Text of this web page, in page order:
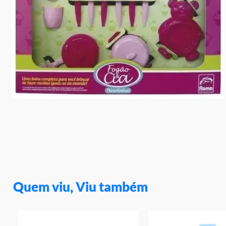
Quem viu, Viu também